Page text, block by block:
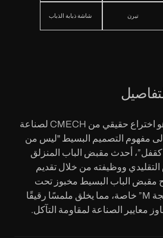
تيرن شاشة ذبابة الذباب
مقبض Metro Handle هو اختراع حقيقي من CMECH لصناعة
إلى مفهوم التصميم البسيط "ليس من
كقفل”، أحدث مقبض الباب المنزلق
ووظيفته من خلال تقديم
مقبض الباب البسيط مخبوز تحت
درجة حرارة عالية “معالجة M” خاصة، مما يخلق ملمسًا رقيقًا
معايير الصناعة لمقاومة التآكل.